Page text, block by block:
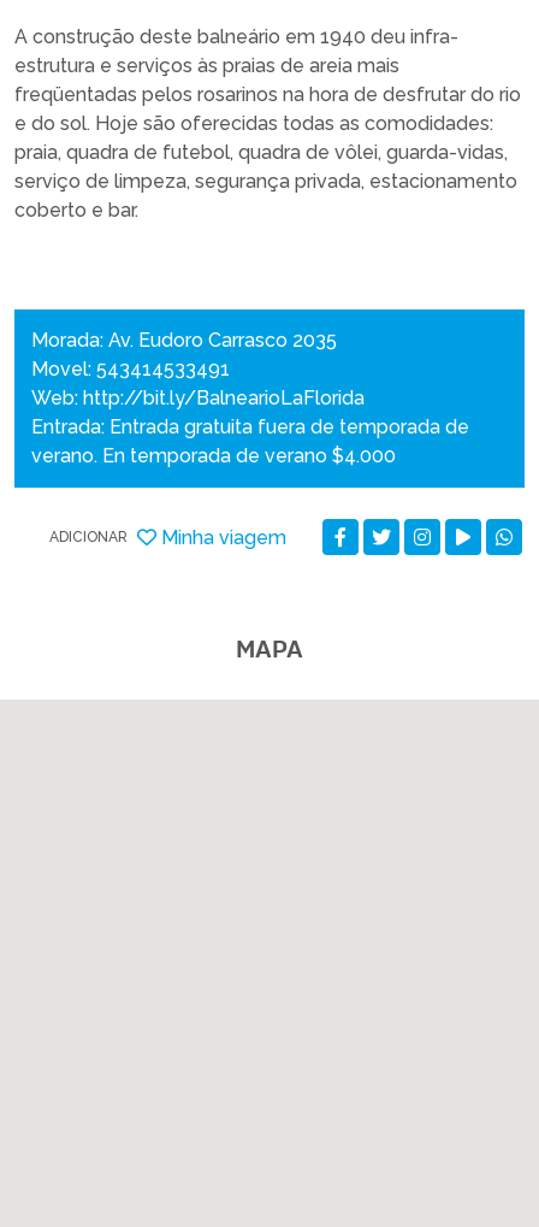
A construção deste balneário em 1940 deu infra-
estrutura e serviços às praias de areia mais
freqüentadas pelos rosarinos na hora de desfrutar do rio
e do sol. Hoje são oferecidas todas as comodidades:
praia, quadra de futebol, quadra de vôlei, guarda-vidas,
serviço de limpeza, segurança privada, estacionamento
coberto e bar.
Morada: Av. Eudoro Carrasco 2035
Movel: 543414533491
Web: http://bit.ly/BalnearioLaFlorida
Entrada: Entrada gratuita fuera de temporada de
verano. En temporada de verano $4.000
ADICIONAR Minha viagem
MAPA